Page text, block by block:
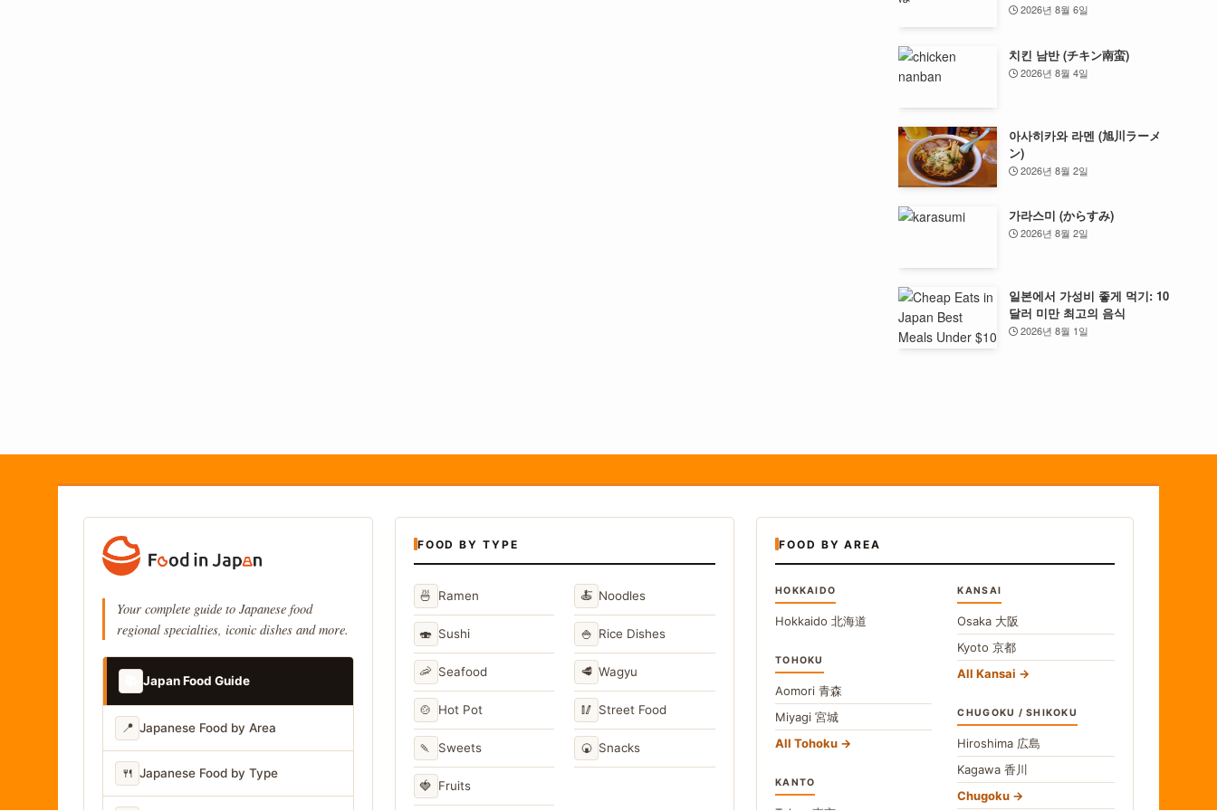
2026년 8월 6일
치킨 남반 (チキン南蛮)
2026년 8월 4일
아사히카와 라멘 (旭川ラーメ
ン)
2026년 8월 2일
가라스미 (からすみ)
2026년 8월 2일
일본에서 가성비 좋게 먹기: 10
달러 미만 최고의 음식
2026년 8월 1일
Your complete guide to Japanese food
regional specialties, iconic dishes and more.
Japan Food Guide
📍 Japanese Food by Area
🍴 Japanese Food by Type
FOOD BY TYPE
🍜 Ramen 🍝 Noodles
🍣 Sushi 🍚 Rice Dishes
🦐 Seafood 🥩 Wagyu
🍲 Hot Pot 🥢 Street Food
🍡 Sweets 🍘 Snacks
🍓 Fruits
FOOD BY AREA
HOKKAIDO
Hokkaido 北海道
TOHOKU
Aomori 青森
Miyagi 宮城
All Tohoku
KANTO
KANSAI
Osaka 大阪
Kyoto京都
All Kansai
CHUGOKU / SHIKOKU
Hiroshima 広島
Kagawa香川
Chugoku